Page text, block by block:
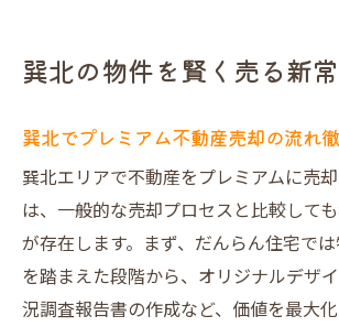
プレミアム不動産売却の最新
不動産売却で選ばれる理由と安心
だんらん住宅が選ばれるプレ
売却理由
プレミアム不動産売却の安心
売主・買主双方が納得する仕
巽北の物件を賢く売る新
巽北でプレミアム不動産売却の流れ
巽北エリアで不動産をプレミアムに売
は、一般的な売却プロセスと比較して
が存在します。まず、だんらん住宅で
を踏まえた段階から、オリジナルデザ
況調査報告書の作成など、価値を最大